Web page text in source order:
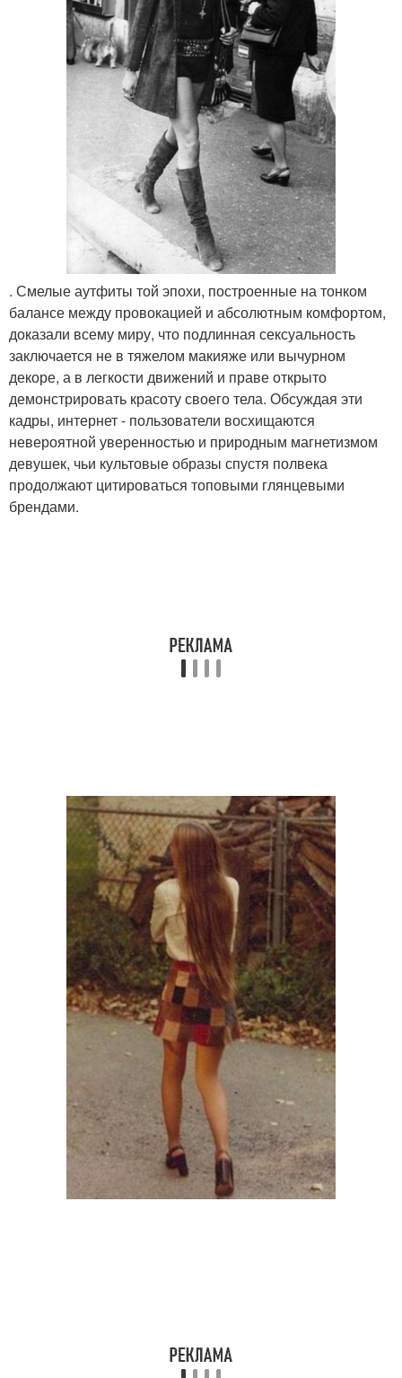
. Смелые аутфиты той эпохи, построенные на тонком
балансе между провокацией и абсолютным комфортом,
доказали всему миру, что подлинная сексуальность
заключается не в тяжелом макияже или вычурном
декоре, а в легкости движений и праве открыто
демонстрировать красоту своего тела. Обсуждая эти
кадры, интернет - пользователи восхищаются
невероятной уверенностью и природным магнетизмом
девушек, чьи культовые образы спустя полвека
продолжают цитироваться топовыми глянцевыми
брендами.